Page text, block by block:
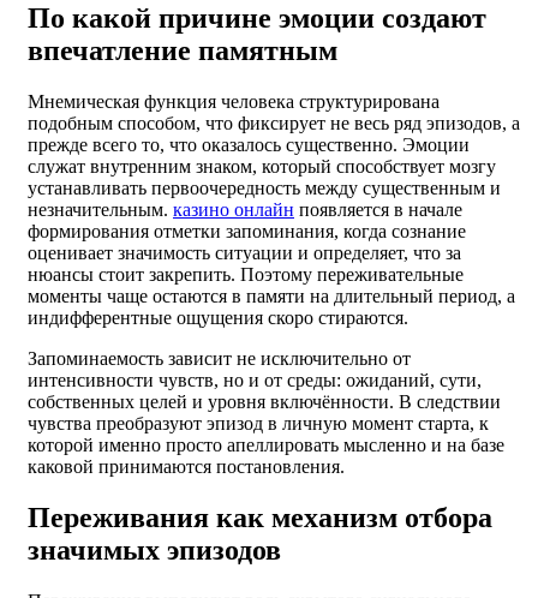
По какой причине эмоции создают
впечатление памятным
Мнемическая функция человека структурирована
подобным способом, что фиксирует не весь ряд эпизодов, а
прежде всего то, что оказалось существенно. Эмоции
служат внутренним знаком, который способствует мозгу
устанавливать первоочередность между существенным и
незначительным. казино онлайн появляется в начале
формирования отметки запоминания, когда сознание
оценивает значимость ситуации и определяет, что за
нюансы стоит закрепить. Поэтому переживательные
моменты чаще остаются в памяти на длительный период, а
индифферентные ощущения скоро стираются.
Запоминаемость зависит не исключительно от
интенсивности чувств, но и от среды: ожиданий, сути,
собственных целей и уровня включённости. В следствии
чувства преобразуют эпизод в личную момент старта, к
которой именно просто апеллировать мысленно и на базе
каковой принимаются постановления.
Переживания как механизм отбора
значимых эпизодов